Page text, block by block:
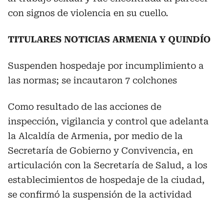
con signos de violencia en su cuello.
TITULARES NOTICIAS ARMENIA Y QUINDÍO
Suspenden hospedaje por incumplimiento a
las normas; se incautaron 7 colchones
Como resultado de las acciones de
inspección, vigilancia y control que adelanta
la Alcaldía de Armenia, por medio de la
Secretaría de Gobierno y Convivencia, en
articulación con la Secretaría de Salud, a los
establecimientos de hospedaje de la ciudad,
se confirmó la suspensión de la actividad